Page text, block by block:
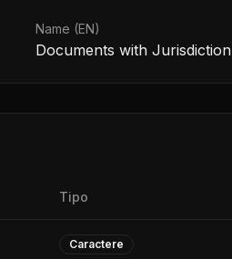
Name (EN)
Documents with Jurisdiction
Tipo
Caractere